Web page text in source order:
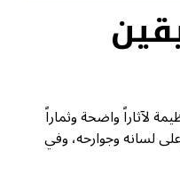
لآثاراً واضحة وثماراً
لسانه وجوارحه، وفي